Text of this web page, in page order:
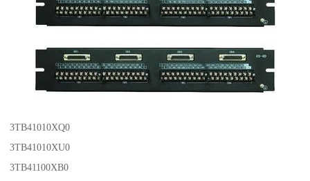
3TB41010XQ0
3TB41010XU0
3TB41100XB0